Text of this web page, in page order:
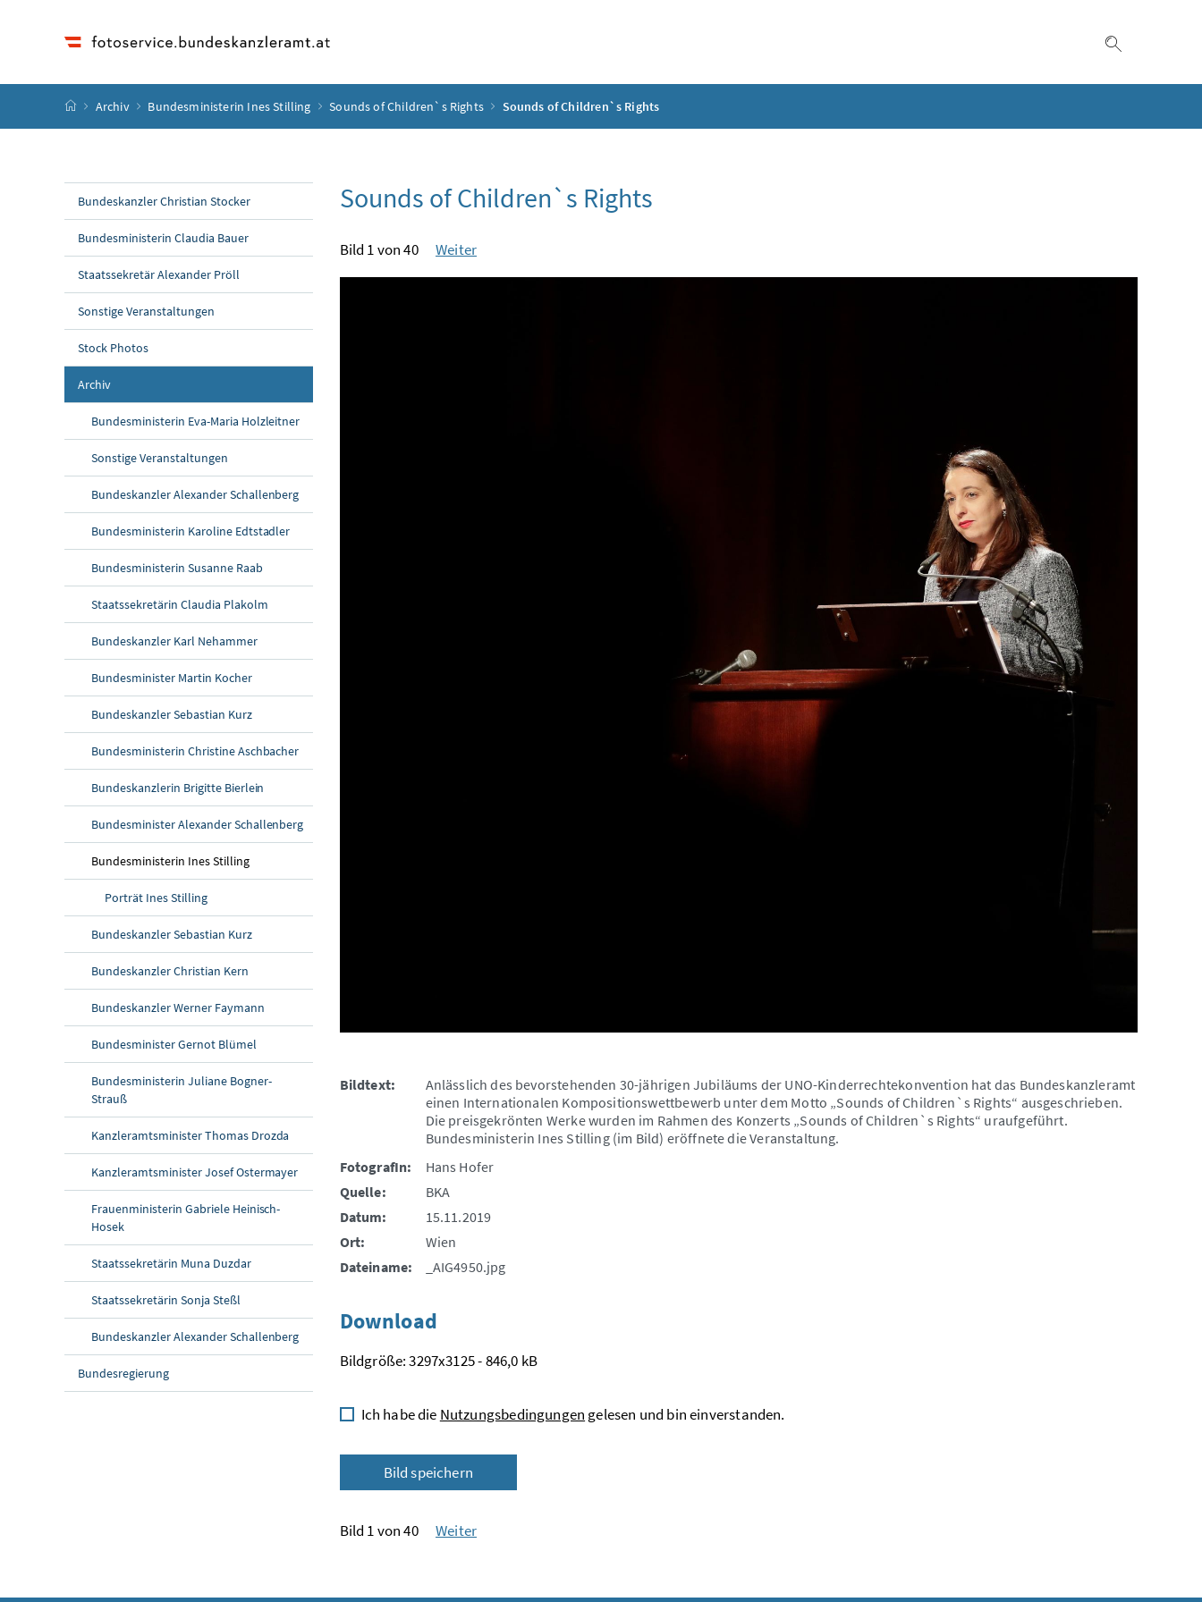
Startseite
Archiv Bundesministerin Ines Stilling Sounds of Children`s Rights Sounds of Children`s Rights
Bundeskanzler Christian Stocker
Bundesministerin Claudia Bauer
Staatssekretär Alexander Pröll
Sonstige Veranstaltungen
Stock Photos
Archiv
Bundesministerin Eva-Maria Holzleitner
Sonstige Veranstaltungen
Bundeskanzler Alexander Schallenberg
Bundesministerin Karoline Edtstadler
Bundesministerin Susanne Raab
Staatssekretärin Claudia Plakolm
Bundeskanzler Karl Nehammer
Bundesminister Martin Kocher
Bundeskanzler Sebastian Kurz
Bundesministerin Christine Aschbacher
Bundeskanzlerin Brigitte Bierlein
Bundesminister Alexander Schallenberg
Bundesministerin Ines Stilling
Porträt Ines Stilling
Bundeskanzler Sebastian Kurz
Bundeskanzler Christian Kern
Bundeskanzler Werner Faymann
Bundesminister Gernot Blümel
Bundesministerin Juliane Bogner-
Strauß
Kanzleramtsminister Thomas Drozda
Kanzleramtsminister Josef Ostermayer
Frauenministerin Gabriele Heinisch-
Hosek
Staatssekretärin Muna Duzdar
Staatssekretärin Sonja Steßl
Bundeskanzler Alexander Schallenberg
Bundesregierung
Sounds of Children`s Rights
Bild 1 von 40 Weiter
Bildtext:
Anlässlich des bevorstehenden 30-jährigen Jubiläums der UNO-Kinderrechtekonvention hat das Bundeskanzleramt
einen Internationalen Kompositionswettbewerb unter dem Motto „Sounds of Children`s Rights“ ausgeschrieben.
Die preisgekrönten Werke wurden im Rahmen des Konzerts „Sounds of Children`s Rights“ uraufgeführt.
Bundesministerin Ines Stilling (im Bild) eröffnete die Veranstaltung.
FotografIn:
Hans Hofer
Quelle:
BKA
Datum:
15.11.2019
Ort:
Wien
Dateiname:
_AIG4950.jpg
Download
Bildgröße: 3297x3125 - 846,0 kB
Ich habe die Nutzungsbedingungen gelesen und bin einverstanden.
Bild speichern
Bild 1 von 40 Weiter